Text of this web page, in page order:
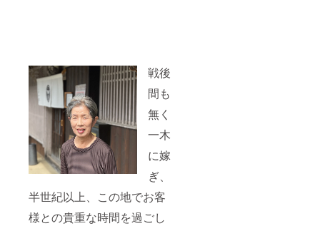
戦後
間も
無く
一木
に嫁
ぎ、
半世紀以上、この地でお客
様との貴重な時間を過ごし